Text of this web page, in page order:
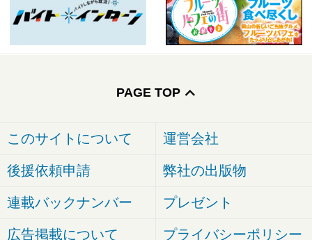
PAGE TOP
このサイトについて 運営会社
後援依頼申請 弊社の出版物
連載バックナンバー プレゼント
広告掲載について プライバシーポリシー